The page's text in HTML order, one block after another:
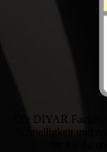
Die DIYAR Facility
Schnelligkeit und
für Sie da